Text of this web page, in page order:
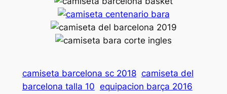
camiseta barcelona sc 2018 camiseta del
barcelona talla 10 equipacion barça 2016